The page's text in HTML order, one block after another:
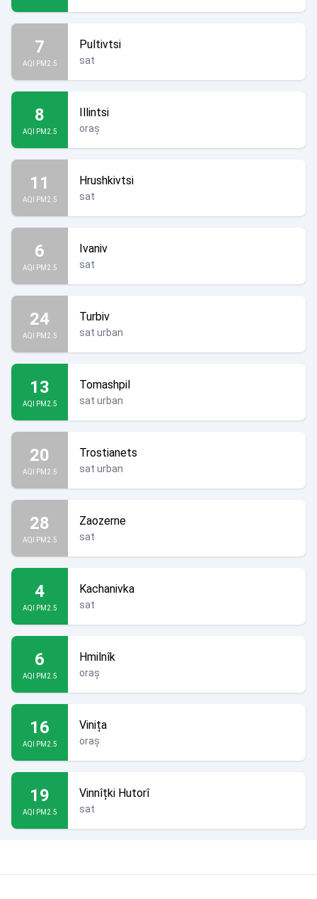
7
AQI PM2.5
Pultivtsi
sat
8
AQI PM2.5
Illintsi
oraș
11
AQI PM2.5
Hrushkivtsi
sat
6
AQI PM2.5
Ivaniv
sat
24
AQI PM2.5
Turbiv
sat urban
13
AQI PM2.5
Tomashpil
sat urban
20
AQI PM2.5
Trostianets
sat urban
28
AQI PM2.5
Zaozerne
sat
4
AQI PM2.5
Kachanivka
sat
6
AQI PM2.5
Hmilnîk
oraș
16
AQI PM2.5
Vinița
oraș
19
AQI PM2.5
Vinnîțki Hutorî
sat